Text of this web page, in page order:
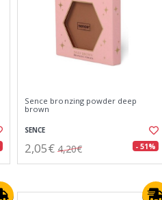
Sence bronzing powder deep
brown
SENCE
2,05€ 4,20€ - 51%